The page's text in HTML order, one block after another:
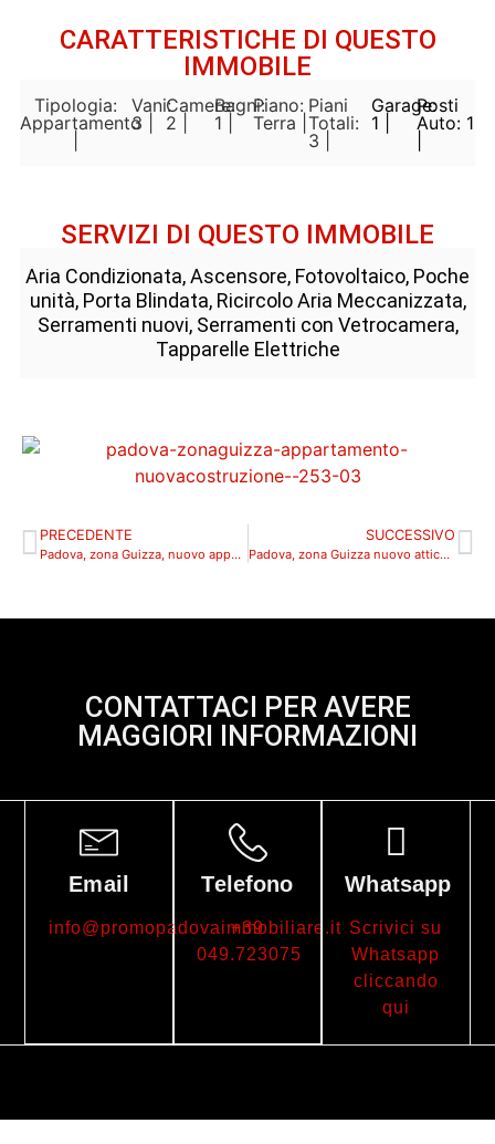
CARATTERISTICHE DI QUESTO
IMMOBILE
Tipologia:
Appartamento
Vani:
3 |
Camere:
2 |
Bagni:
1 |
Piano:
Terra |
Piani
Totali:
3 |
Garage:
1 |
Posti
Auto: 1
SERVIZI DI QUESTO IMMOBILE
Aria Condizionata, Ascensore, Fotovoltaico, Poche
unità, Porta Blindata, Ricircolo Aria Meccanizzata,
Serramenti nuovi, Serramenti con Vetrocamera,
Tapparelle Elettriche
PRECEDENTE
Padova, zona Guizza, nuovo appartamento con due camere e terrazza_253_2P
SUCCESSIVO
Padova, zona Guizza nuovo attico con bellissima terrazza_355_A
CONTATTACI PER AVERE
MAGGIORI INFORMAZIONI
Email
info@promopadovaimmobiliare.it
Telefono
+39
049.723075
Whatsapp
Scrivici su
Whatsapp
cliccando
qui